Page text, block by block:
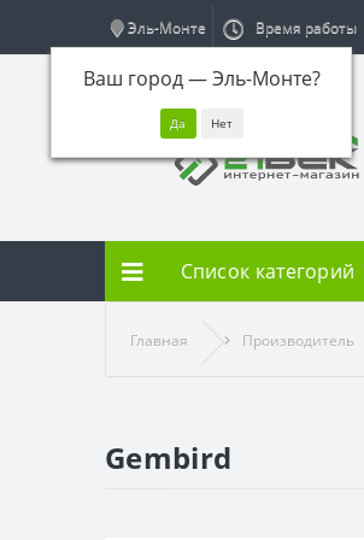
Эль-Монте
Ваш город —Эль-Монте?
Время работы
Список категорий
Главная Производитель
Gembird